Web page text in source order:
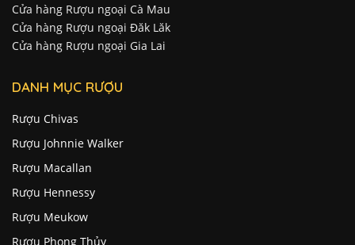
Cửa hàng Rượu ngoại Cà Mau
Cửa hàng Rượu ngoại Đăk Lăk
Cửa hàng Rượu ngoại Gia Lai
DANH MỤC RƯỢU
Rượu Chivas
Rượu Johnnie Walker
Rượu Macallan
Rượu Hennessy
Rượu Meukow
Rượu Phong Thủy